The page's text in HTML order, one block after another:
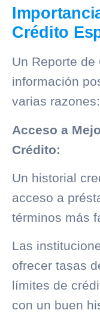
Crédito
Un Reporte
información
varias razones:
Acceso a
Crédito:
Un historial
acceso a
términos más
Las
ofrecer tasas
límites de
con un buen